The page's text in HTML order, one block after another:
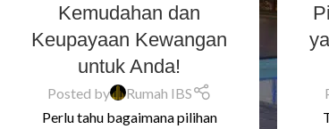
Kemudahan dan
Keupayaan Kewangan
untuk Anda!
Posted by
Rumah IBS
Perlu tahu bagaimana pilihan